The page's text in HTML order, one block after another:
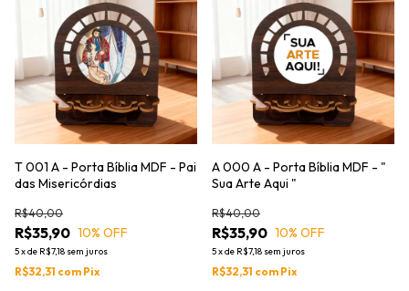
T 001 A - Porta Bíblia MDF - Pai
das Misericórdias
R$35,90
R$40,00
10% OFF
5xde R$7,18 sem juros
R$32,31 com Pix
A 000 A - Porta Bíblia MDF - "
Sua Arte Aqui "
R$35,90
R$40,00
10% OFF
5xde R$7,18 sem juros
R$32,31 com Pix